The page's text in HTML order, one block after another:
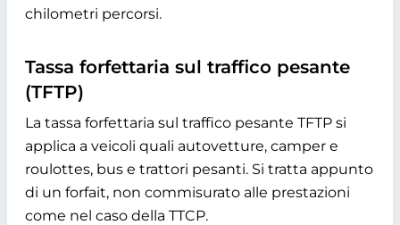
chilometri percorsi.
Tassa forfettaria sul traffico pesante
(TFTP)
La tassa forfettaria sul traffico pesante TFTP si
applica a veicoli quali autovetture, camper e
roulottes, bus e trattori pesanti. Si tratta appunto
di un forfait, non commisurato alle prestazioni
come nel caso della TTCP.